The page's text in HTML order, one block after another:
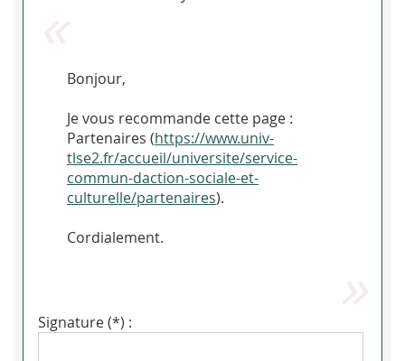
Bonjour,
Je vous recommande cette page :
Partenaires (https://www.univ-
tlse2.fr/accueil/universite/service-
commun-daction-sociale-et-
culturelle/partenaires).
Cordialement.
Signature (*) :